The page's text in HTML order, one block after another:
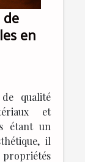
en
qualité
et
étant un
il